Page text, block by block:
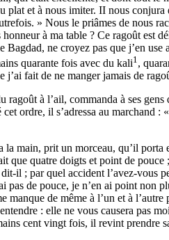
et à nous imiter. II nous
» Nous le priâmes de nous
à ma table ? Ce ragoût est
ne croyez pas que j’en
quarante fois avec du kali1 ,
fait de ne manger jamais de
à l’ail, commanda à ses
ordre, il s’adressa au
main, prit un morceau, qu’il
que quatre doigts et point de
il ; par quel accident l’avez-
pas de pouce, je n’en ai point
de même à l’un et à
: elle ne vous causera pas
cent vingt fois, il revint prendre